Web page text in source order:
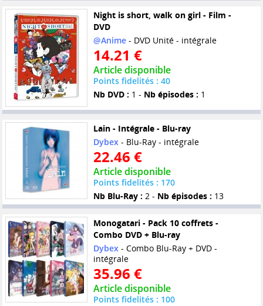
Night is short, walk on girl - Film -
DVD
@Anime- DVD Unité - intégrale
14.21 €
Article disponible
Points fidelités : 40
Nb DVD : 1 - Nb épisodes : 1
Lain - Intégrale - Blu-ray
Dybex- Blu-Ray - intégrale
22.46 €
Article disponible
Points fidelités : 170
Nb Blu-Ray : 2 - Nb épisodes : 13
Monogatari - Pack 10 coffrets -
Combo DVD + Blu-ray
Dybex- Combo Blu-Ray + DVD -
intégrale
35.96 €
Article disponible
Points fidelités : 100